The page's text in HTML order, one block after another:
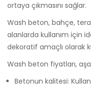
ortaya çıkmasını sağlar.
Wash beton, bahçe,
alanlarda kullanım için
dekoratif amaçlı olarak
Wash beton fiyatları,
Betonun kalitesi: